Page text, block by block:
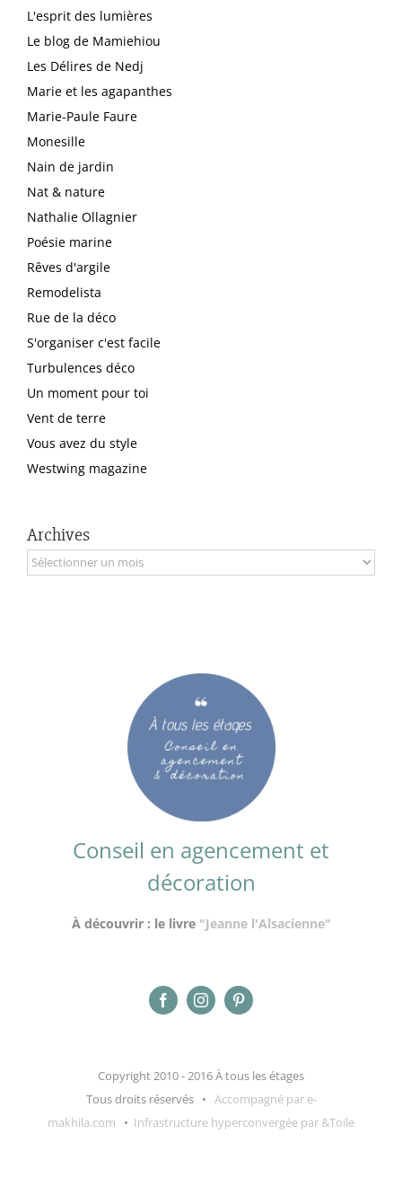
L'esprit des lumières
Le blog de Mamiehiou
Les Délires de Nedj
Marie et les agapanthes
Marie-Paule Faure
Monesille
Nain de jardin
Nat & nature
Nathalie Ollagnier
Poésie marine
Rêves d'argile
Remodelista
Rue de la déco
S'organiser c'est facile
Turbulences déco
Un moment pour toi
Vent de terre
Vous avez du style
Westwing magazine
Archives
Archives
Conseil en agencement et
décoration
À découvrir : le livre "Jeanne l'Alsacienne"
Copyright 2010 - 2016 À tous les étages
Tous droits réservés • Accompagné par e-
makhila.com • Infrastructure hyperconvergée par &Toile